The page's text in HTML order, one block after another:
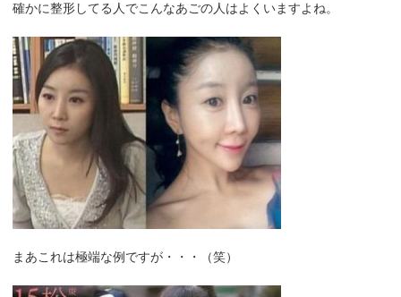
確かに整形してる人でこんなあごの人はよくいますよね。
まあこれは極端な例ですが・・・（笑）